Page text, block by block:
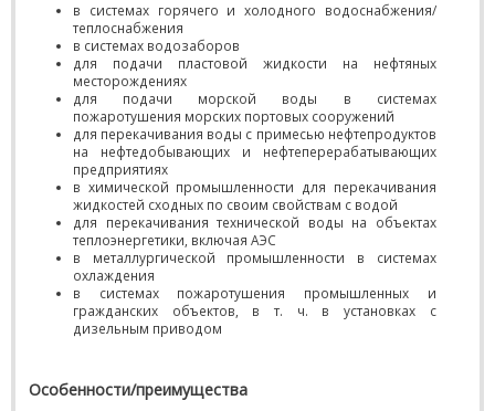
в системах горячего и холодного водоснабжения/
теплоснабжения
в системах водозаборов
для подачи пластовой жидкости на нефтяных
месторождениях
для подачи морской воды в системах
пожаротушения морских портовых сооружений
для перекачивания воды с примесью нефтепродуктов
на нефтедобывающих и нефтеперерабатывающих
предприятиях
в химической промышленности для перекачивания
жидкостей сходных по своим свойствам с водой
для перекачивания технической воды на объектах
теплоэнергетики, включая АЭС
в металлургической промышленности в системах
охлаждения
в системах пожаротушения промышленных и
гражданских объектов, в т. ч. в установках с
дизельным приводом
Особенности/преимущества